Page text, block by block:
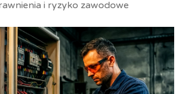
i ryzyko zawodowe